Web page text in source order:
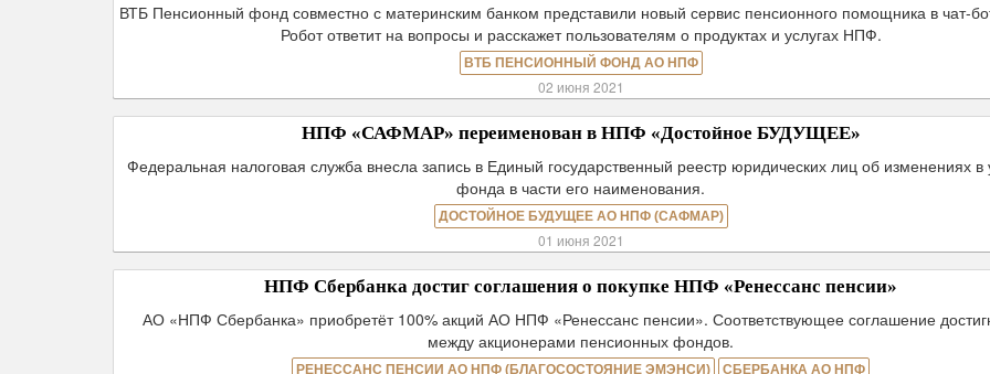
ВТБ Пенсионный фонд совместно с материнским банком представили новый сервис пенсионного помощника в чат-
Робот ответит на вопросы и расскажет пользователям о продуктах и услугах НПФ.
ВТБ ПЕНСИОННЫЙ ФОНД АО НПФ
02 июня 2021
НПФ «САФМАР» переименован в НПФ «Достойное БУДУЩЕЕ»
Федеральная налоговая служба внесла запись в Единый государственный реестр юридических лиц об изменениях в
фонда в части его наименования.
ДОСТОЙНОЕ БУДУЩЕЕ АО НПФ (САФМАР)
01 июня 2021
НПФ Сбербанка достиг соглашения о покупке НПФ «Ренессанс пенсии»
АО «НПФ Сбербанка» приобретёт 100% акций АО НПФ «Ренессанс пенсии». Соответствующее соглашение
между акционерами пенсионных фондов.
РЕНЕССАНС ПЕНСИИ АО НПФ (БЛАГОСОСТОЯНИЕ ЭМЭНСИ) СБЕРБАНКА АО НПФ